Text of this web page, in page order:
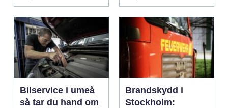
Bilservice i umeå
så tar du hand om
Brandskydd i
Stockholm: